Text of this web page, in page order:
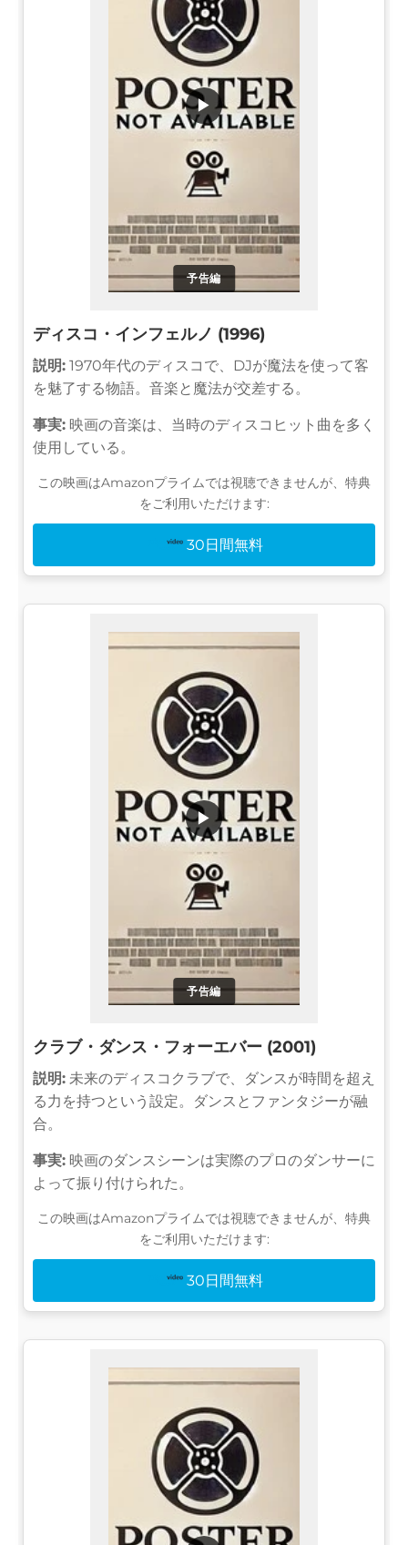
予告編
▶
ディスコ・インフェルノ (1996)
説明: 1970年代のディスコで、DJが魔法を使って客
を魅了する物語。音楽と魔法が交差する。
事実: 映画の音楽は、当時のディスコヒット曲を多く
使用している。
この映画はAmazonプライムでは視聴できませんが、特典
をご利用いただけます:
30日間無料
予告編
▶
クラブ・ダンス・フォーエバー (2001)
説明: 未来のディスコクラブで、ダンスが時間を超え
る力を持つという設定。ダンスとファンタジーが融
合。
事実: 映画のダンスシーンは実際のプロのダンサーに
よって振り付けられた。
この映画はAmazonプライムでは視聴できませんが、特典
をご利用いただけます:
30日間無料